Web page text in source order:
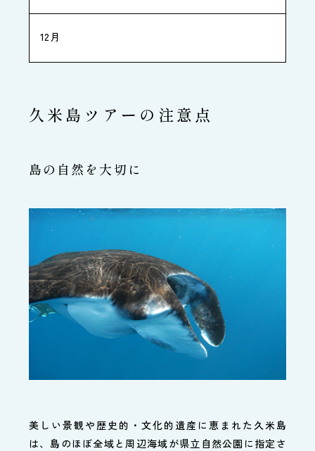
12月
久米島ツアーの注意点
島の自然を大切に
美しい景観や歴史的・文化的遺産に恵まれた久米島
は、島のほぼ全域と周辺海域が県立自然公園に指定さ